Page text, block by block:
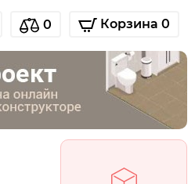
0 Корзина 0